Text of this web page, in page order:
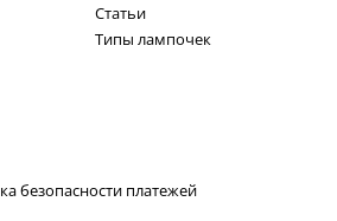
Статьи
Типы лампочек
безопасности платежей